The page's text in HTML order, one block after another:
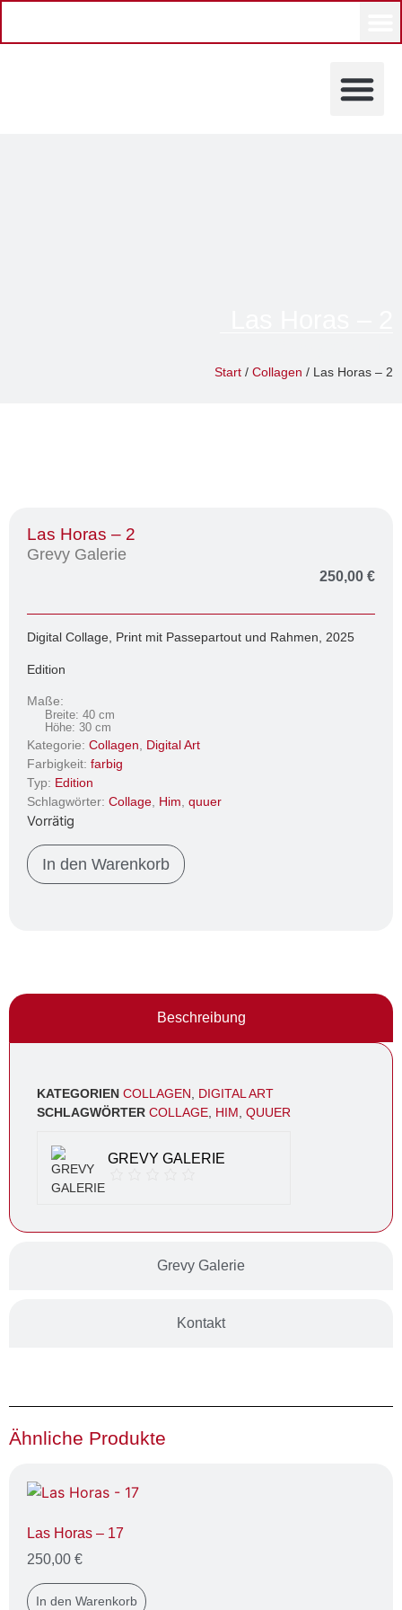
Start / Collagen / Las Horas – 2
Las Horas – 2
Grevy Galerie
250,00 €
Digital Collage, Print mit Passepartout und Rahmen, 2025
Edition
Maße:
Breite: 40 cm
Höhe: 30 cm
Kategorie: Collagen
Digital Art
Farbigkeit: farbig
Typ: Edition
Schlagwörter: Collage Him quuer
Vorrätig
In den Warenkorb
Beschreibung
Grevy Galerie
Kontakt
KATEGORIEN COLLAGEN
DIGITAL ART
SCHLAGWÖRTER COLLAGE HIM QUUER
GREVY GALERIE
Ähnliche Produkte
Las Horas – 17
250,00 €
In den Warenkorb